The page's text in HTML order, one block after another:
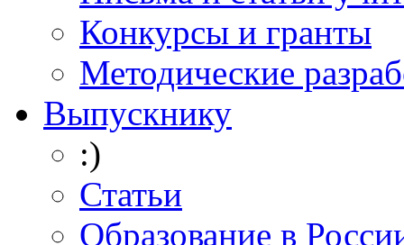
Конкурсы и гранты
Методические
Выпускнику
:)
Статьи
Образование в